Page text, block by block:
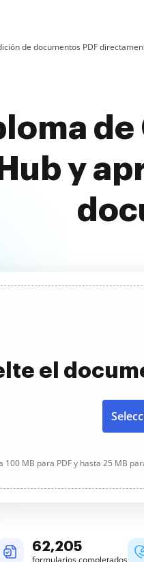
de documentos PDF
y
el
100 MB para PDF y hasta 25 MB para
62,207
formularios completados